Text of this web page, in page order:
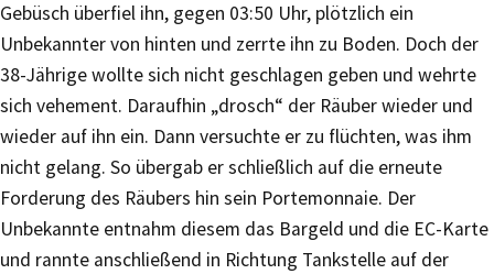
Gebüsch überfiel ihn, gegen 03:50 Uhr, plötzlich ein
Unbekannter von hinten und zerrte ihn zu Boden. Doch der
38-Jährige wollte sich nicht geschlagen geben und wehrte
sich vehement. Daraufhin „drosch“ der Räuber wieder und
wieder auf ihn ein. Dann versuchte er zu flüchten, was ihm
nicht gelang. So übergab er schließlich auf die erneute
Forderung des Räubers hin sein Portemonnaie. Der
Unbekannte entnahm diesem das Bargeld und die EC-Karte
und rannte anschließend in Richtung Tankstelle auf der